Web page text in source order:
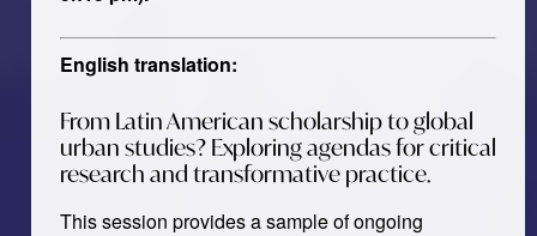
English translation:
From Latin American scholarship to global
urban studies? Exploring agendas for critical
research and transformative practice.
This session provides a sample of ongoing